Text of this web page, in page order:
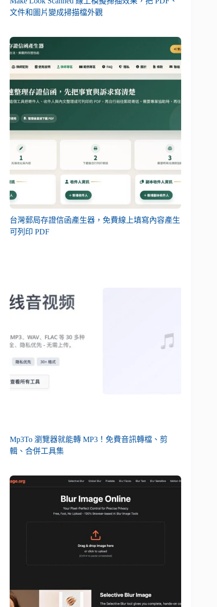
文件和圖片變成掃描檔外觀
台灣郵局存證信函產生器，免費線上填寫內容產生
可列印 PDF
Mp3To 瀏覽器就能轉 MP3！免費音訊轉檔、剪
輯、合併工具集